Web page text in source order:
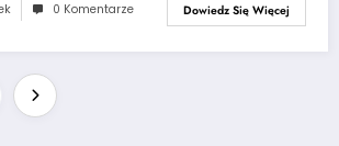
0 Komentarze Dowiedz Się Więcej